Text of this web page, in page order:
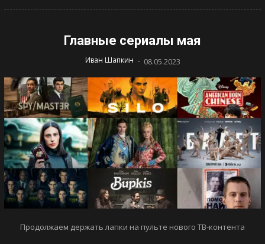
Главные сериалы мая
Иван Шапкин - 08.05.2023
Продолжаем держать лапки на пульте нового ТВ-контента